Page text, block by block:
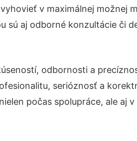
v maximálnej možnej
sú aj odborné konzultácie či
odbornosti a
serióznosť a
počas spolupráce, ale aj